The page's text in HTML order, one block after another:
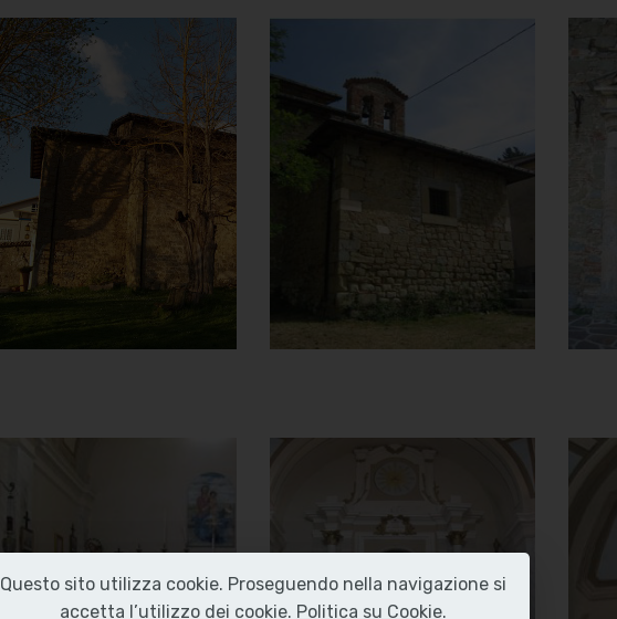
Chiesa della
Madonna del
Carmine
Vista dietro
[
Clicca per ingrandire
]
Chiesa della
Madonna del
Carmine
Clicca per ingrandire
Madonna del
Carmine
Altare con pala di
Madonna del
Carmine
Altare laterale
Questo sito utilizza cookie. Proseguendo nella navigazione si
accetta l’utilizzo dei cookie. Politica su Cookie.